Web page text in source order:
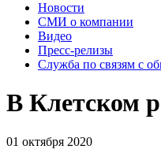
Новости
СМИ о компании
Видео
Пресс-релизы
Служба по связям с
В Клетском
01 октября 2020